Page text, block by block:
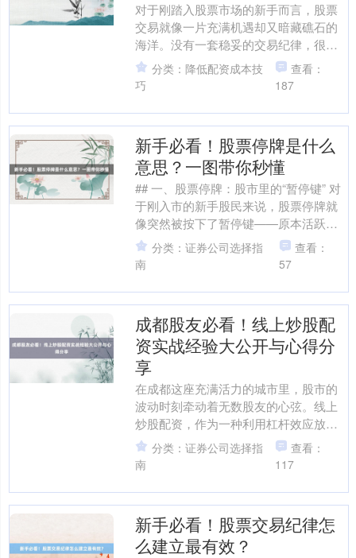
对于刚踏入股票市场的新手而言，股票
交易就像一片充满机遇却又暗藏礁石的
海洋。没有一套稳妥的交易纪律，很容
易在这片海洋中迷失方向，甚至遭遇“翻
船”的风险。尤其是涉及....
分类：降低配资成本技
巧
查看：
187
新手必看！股票停牌是什么
意思？一图带你秒懂
## 一、股票停牌：股市里的“暂停键” 对
于刚入市的新手股民来说，股票停牌就
像突然被按下了暂停键——原本活跃的
股价走势图戛然而止，交易系统显示“停
牌”二字，账户....
分类：证券公司选择指
南
查看：
57
成都股友必看！线上炒股配
资实战经验大公开与心得分
享
在成都这座充满活力的城市里，股市的
波动时刻牵动着无数股友的心弦。线上
炒股配资，作为一种利用杠杆效应放大
投资收益的方式，近年来在成都股友中
逐渐兴起。作为一名在股海....
分类：证券公司选择指
南
查看：
117
新手必看！股票交易纪律怎
么建立最有效？